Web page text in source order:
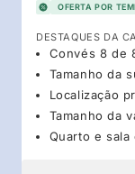
OFERTA POR
DESTAQUES DA
Convés 8 de
Tamanho da
Localização
Tamanho da
Quarto e